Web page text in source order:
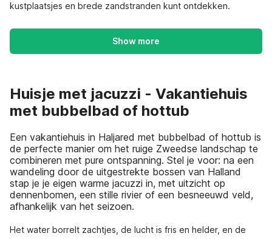
kustplaatsjes en brede zandstranden kunt ontdekken.
Show more
Huisje met jacuzzi - Vakantiehuis
met bubbelbad of hottub
Een vakantiehuis in Haljared met bubbelbad of hottub is
de perfecte manier om het ruige Zweedse landschap te
combineren met pure ontspanning. Stel je voor: na een
wandeling door de uitgestrekte bossen van Halland
stap je je eigen warme jacuzzi in, met uitzicht op
dennenbomen, een stille rivier of een besneeuwd veld,
afhankelijk van het seizoen.
Het water borrelt zachtjes, de lucht is fris en helder, en de